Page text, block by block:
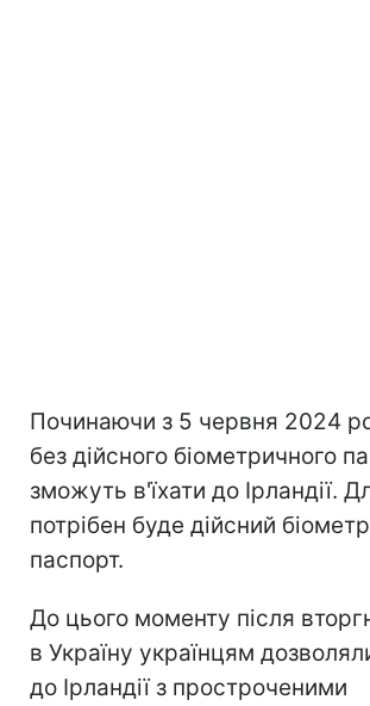
Починаючи з 5 червня 2024
без дійсного біометричного
зможуть в'їхати до Ірландії.
потрібен буде дійсний
паспорт.
До цього моменту після
в Україну українцям
до Ірландії з простроченими